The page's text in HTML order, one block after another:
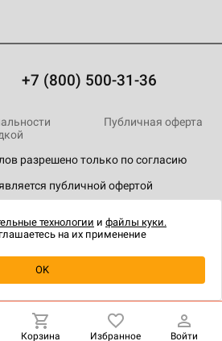
о наличии
+7 (800) 500-31-36
разрешено только по согласию
публичной офертой
Публичная оферта
Корзина Избранное Войти
технологии и файлы куки.
на их применение
OK